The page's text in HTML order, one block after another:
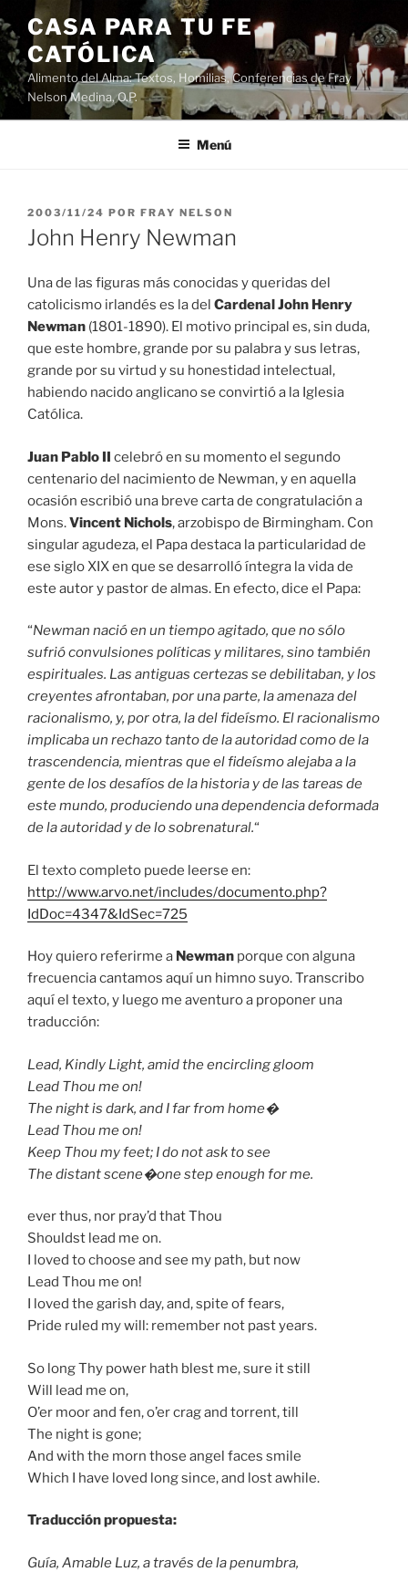
Saltar
al
contenido
CASA PARA TU FE
CATÓLICA
Alimento del Alma: Textos, Homilias, Conferencias de Fray
Nelson Medina, O.P.
Menú
PUBLICADO
EL
2003/11/24 POR FRAY NELSON
John Henry Newman
Una de las figuras más conocidas y queridas del
catolicismo irlandés es la del Cardenal John Henry
Newman (1801-1890). El motivo principal es, sin duda,
que este hombre, grande por su palabra y sus letras,
grande por su virtud y su honestidad intelectual,
habiendo nacido anglicano se convirtió a la Iglesia
Católica.
Juan Pablo II celebró en su momento el segundo
centenario del nacimiento de Newman, y en aquella
ocasión escribió una breve carta de congratulación a
Mons.Vincent Nichols, arzobispo de Birmingham. Con
singular agudeza, el Papa destaca la particularidad de
ese siglo XIX en que se desarrolló íntegra la vida de
este autor y pastor de almas. En efecto, dice el Papa:
“Newman nació en un tiempo agitado, que no sólo
sufrió convulsiones políticas y militares, sino también
espirituales. Las antiguas certezas se debilitaban, y los
creyentes afrontaban, por una parte, la amenaza del
racionalismo, y, por otra, la delfideísmo. Elracionalismo
implicaba un rechazo tanto de la autoridad como de la
trascendencia, mientras que elfideísmoalejaba a la
gente de los desafíos de la historia y de las tareas de
este mundo, produciendo una dependencia deformada
de la autoridad y de lo sobrenatural.“
El texto completo puede leerse en:
http://www.arvo.net/includes/documento.php?
IdDoc=4347&IdSec=725
Hoy quiero referirme a Newman porque con alguna
frecuencia cantamos aquí un himno suyo. Transcribo
aquí el texto, y luego me aventuro a proponer una
traducción:
Lead, Kindly Light, amid the encircling gloom
Lead Thou me on!
The night is dark, and I far from home�
Lead Thou me on!
Keep Thou my feet; I do not ask to see
The distant scene�one step enough for me.
ever thus, nor pray’d that Thou
Shouldst lead me on.
I loved to choose and see my path, but now
Lead Thou me on!
I loved the garish day, and, spite of fears,
Pride ruled my will: remember not past years.
So long Thy power hath blest me, sure it still
Will lead me on,
O’er moor and fen, o’er crag and torrent, till
The night is gone;
And with the morn those angel faces smile
Which I have loved long since, and lost awhile.
Traducción propuesta:
Guía, Amable Luz, a través de la penumbra,